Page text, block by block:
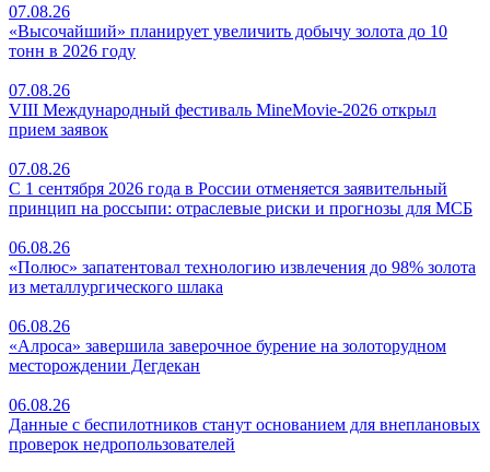
07.08.26
«Высочайший» планирует увеличить добычу золота до 10
тонн в 2026 году
07.08.26
VIII Международный фестиваль MineMovie-2026 открыл
прием заявок
07.08.26
С 1 сентября 2026 года в России отменяется заявительный
принцип на россыпи: отраслевые риски и прогнозы для МСБ
06.08.26
«Полюс» запатентовал технологию извлечения до 98% золота
из металлургического шлака
06.08.26
«Алроса» завершила заверочное бурение на золоторудном
месторождении Дегдекан
06.08.26
Данные с беспилотников станут основанием для внеплановых
проверок недропользователей